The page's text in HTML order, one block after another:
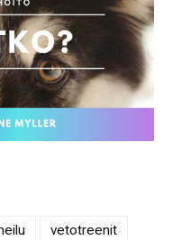
vetotreenit